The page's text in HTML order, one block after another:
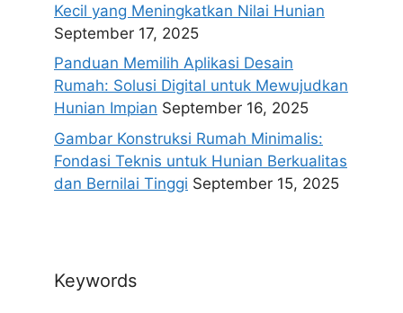
Kecil yang Meningkatkan Nilai Hunian
September 17, 2025
Panduan Memilih Aplikasi Desain
Rumah: Solusi Digital untuk Mewujudkan
Hunian Impian September 16, 2025
Gambar Konstruksi Rumah Minimalis:
Fondasi Teknis untuk Hunian Berkualitas
dan Bernilai Tinggi September 15, 2025
Keywords